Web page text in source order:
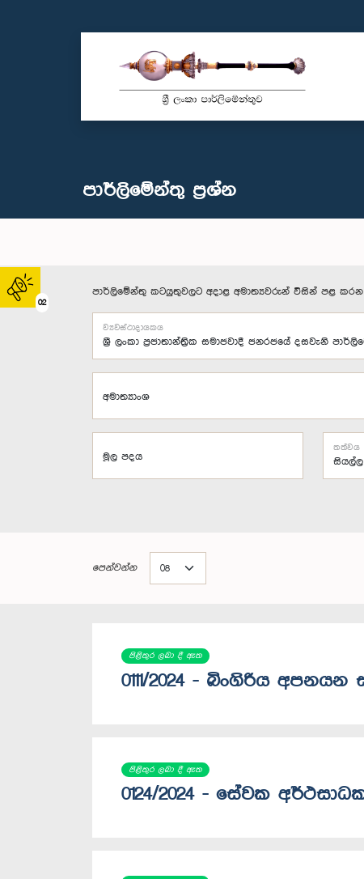
02
පාර්ලි‌මේන්තු‌ ප්‍රශ්න
පාර්ලිමේන්තු කටයුතුවලට අදාළ අමාත්‍යවරුන් විසින් පළ
ව්‍යවස්ථාදායකය
අමාත්‍යාංශ
මූල පදය
තත්වය
පෙන්වන්න
පිළිතුර ලබා දී ඇත
0111/2024 - බිංගිරිය
පිළිතුර ලබා දී ඇත
0124/2024 - සේවක